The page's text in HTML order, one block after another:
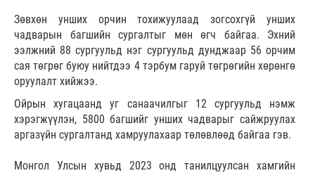
Зөвхөн унших орчин тохижуулаад зогсохгүй унших
чадварын багшийн сургалтыг мөн өгч байгаа. Эхний
ээлжний 88 сургуульд нэг сургуульд дунджаар 56 орчим
сая төгрөг буюу нийтдээ 4 тэрбум гаруй төгрөгийн хөрөнгө
оруулалт хийжээ.
Ойрын хугацаанд уг санаачилгыг 12 сургуульд нэмж
хэрэгжүүлэн, 5800 багшийг унших чадварыг сайжруулах
аргазүйн сургалтанд хамруулахаар төлөвлөөд байгаа гэв.
Монгол Улсын хувьд 2023 онд танилцуулсан хамгийн